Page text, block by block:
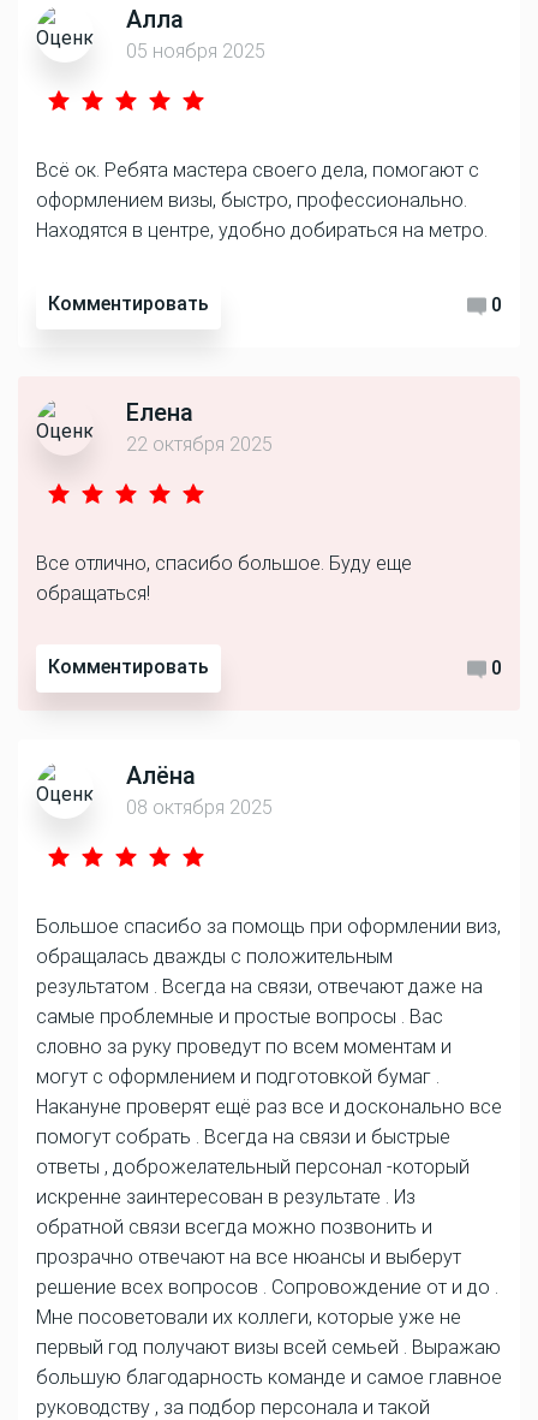
Алла
05 ноября 2025
Всё ок. Ребята мастера своего дела, помогают с
оформлением визы, быстро, профессионально.
Находятся в центре, удобно добираться на метро.
Комментировать 0
Елена
22 октября 2025
Все отлично, спасибо большое. Буду еще
обращаться!
Комментировать 0
Алёна
08 октября 2025
Большое спасибо за помощь при оформлении виз,
обращалась дважды с положительным
результатом . Всегда на связи, отвечают даже на
самые проблемные и простые вопросы . Вас
словно за руку проведут по всем моментам и
могут с оформлением и подготовкой бумаг .
Накануне проверят ещё раз все и досконально все
помогут собрать . Всегда на связи и быстрые
ответы , доброжелательный персонал -который
искренне заинтересован в результате . Из
обратной связи всегда можно позвонить и
прозрачно отвечают на все нюансы и выберут
решение всех вопросов . Сопровождение от и до .
Мне посоветовали их коллеги, которые уже не
первый год получают визы всей семьей . Выражаю
большую благодарность команде и самое главное
руководству , за подбор персонала и такой